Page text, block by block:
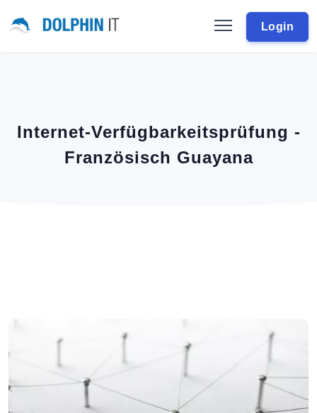
Login
Internet-Verfügbarkeitsprüfung -
Französisch Guayana